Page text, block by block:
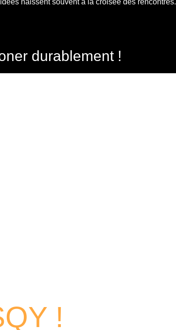
durablement !
!